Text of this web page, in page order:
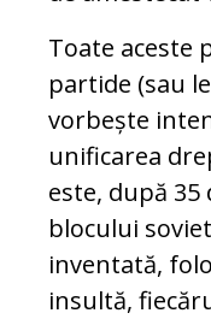
Toate aceste
partide (sau
vorbește
unificarea
este, după 35
blocului
inventată,
insultă,